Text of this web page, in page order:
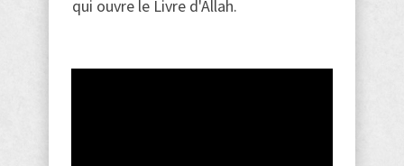
qui ouvre le Livre d'Allah.